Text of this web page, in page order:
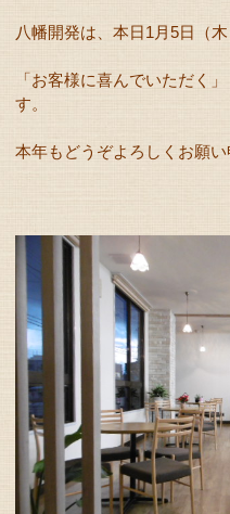
八幡開発は、本日1月5日（
「お客様に喜んでいただく
す。
本年もどうぞよろしくお願